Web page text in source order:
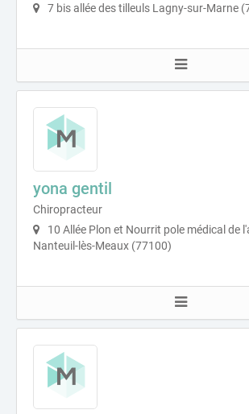
7 bis allée des tilleuls Lagny-sur-Marne
yona gentil
Chiropracteur
10 Allée Plon et Nourrit pole médical de
Nanteuil-lès-Meaux (77100)